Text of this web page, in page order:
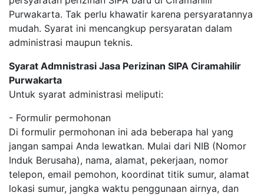
Purwakarta. Tak perlu khawatir karena persyaratannya
mudah. Syarat ini mencangkup persyaratan dalam
administrasi maupun teknis.
Syarat Admnistrasi Jasa Perizinan SIPA Ciramahilir
Purwakarta
Untuk syarat administrasi meliputi:
- Formulir permohonan
Di formulir permohonan ini ada beberapa hal yang
jangan sampai Anda lewatkan. Mulai dari NIB (Nomor
Induk Berusaha), nama, alamat, pekerjaan, nomor
telepon, email pemohon, koordinat titik sumur, alamat
lokasi sumur, jangka waktu penggunaan airnya, dan